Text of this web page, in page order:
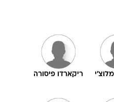
ריקארדו פיסורה